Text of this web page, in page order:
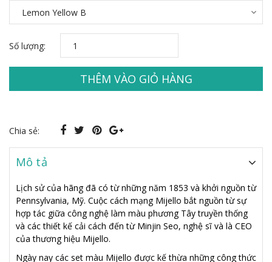
Số lượng:
THÊM VÀO GIỎ HÀNG
Chia sẻ:
Mô tả
Lịch sử của hãng đã có từ những năm 1853 và khởi nguồn từ
Pennsylvania, Mỹ. Cuộc cách mạng Mijello bắt nguồn từ sự
hợp tác giữa công nghệ làm màu phương Tây truyền thống
và các thiết kế cải cách đến từ Minjin Seo, nghệ sĩ và là CEO
của thương hiệu Mijello.
Ngày nay các set màu Mijello được kế thừa những công thức